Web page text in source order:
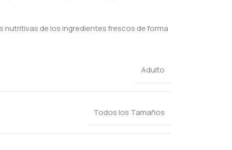
nutritivas de los ingredientes frescos de forma
Adulto
Todos los Tamaños